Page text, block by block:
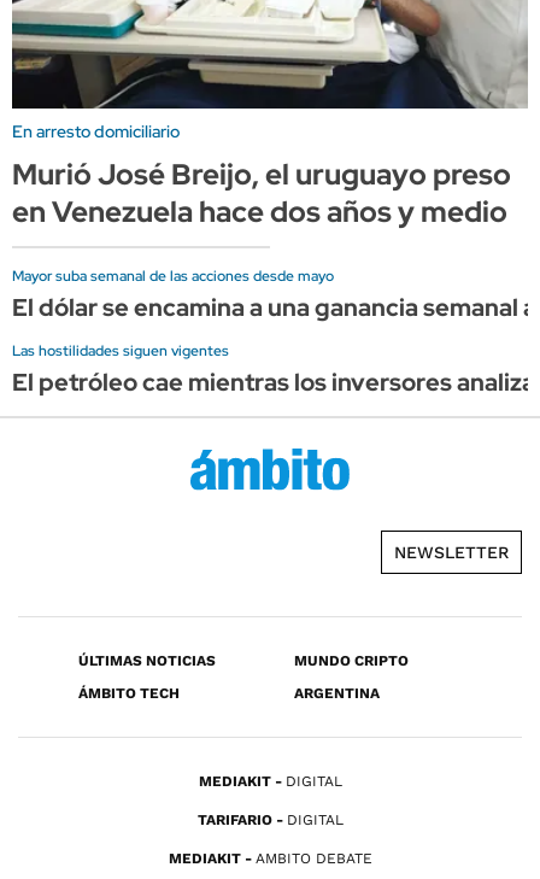
En arresto domiciliario
Murió José Breijo, el uruguayo preso
en Venezuela hace dos años y medio
Mayor suba semanal de las acciones desde mayo
El dólar se encamina a una ganancia
Las hostilidades siguen vigentes
El petróleo cae mientras los inversores
NEWSLETTER
ÚLTIMAS NOTICIAS
MUNDO CRIPTO
ÁMBITO TECH
ARGENTINA
MEDIAKIT DIGITAL
TARIFARIO DIGITAL
MEDIAKIT AMBITO DEBATE